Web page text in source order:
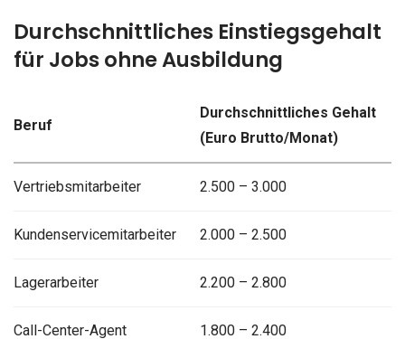
Durchschnittliches Einstiegsgehalt
für Jobs ohne Ausbildung
Beruf
Durchschnittliches Gehalt
(Euro Brutto/Monat)
Vertriebsmitarbeiter 2.500 – 3.000
Kundenservicemitarbeiter 2.000 – 2.500
Lagerarbeiter 2.200 – 2.800
Call-Center-Agent 1.800 – 2.400